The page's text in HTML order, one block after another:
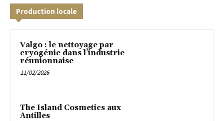
Production locale
Valgo : le nettoyage par
cryogénie dans l’industrie
réunionnaise
11/02/2026
The Island Cosmetics aux
Antilles